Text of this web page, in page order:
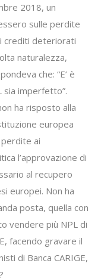
2018, un
sulle perdite
crediti deteriorati
naturalezza,
che: “E’ è
imperfetto”.
ha risposto alla
europea
ai
l’approvazione di
al recupero
europei. Non ha
posta, quella con
vendere più NPL di
facendo gravare il
di Banca CARIGE,